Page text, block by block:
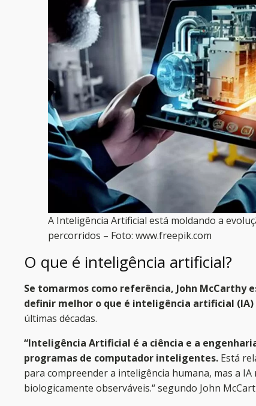
A Inteligência Artificial está moldando a
percorridos – Foto: www.freepik.com
O que é inteligência artificial?
Se tomarmos como referência, John McCarthy
definir melhor o que é inteligência artificial (IA)
últimas décadas.
“Inteligência Artificial é a ciência e a
programas de computador inteligentes. Está
para compreender a inteligência humana, mas a
biologicamente observáveis.“ segundo John